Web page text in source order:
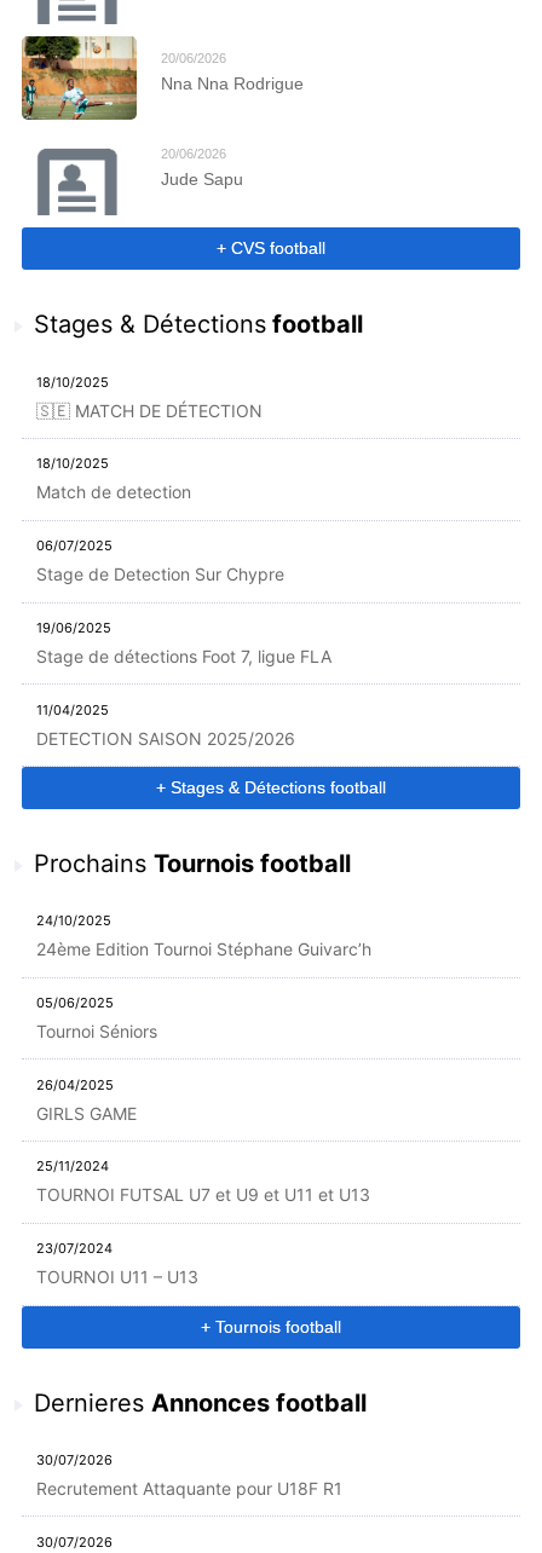
20/06/2026
Nna Nna Rodrigue
20/06/2026
Jude Sapu
+ CVS football
Stages & Détectionsfootball
18/10/2025
🇸🇪 MATCH DE DÉTECTION
18/10/2025
Match de detection
06/07/2025
Stage de Detection Sur Chypre
19/06/2025
Stage de détections Foot 7, ligue FLA
11/04/2025
DETECTION SAISON 2025/2026
+ Stages & Détections football
Prochains Tournois football
24/10/2025
24ème Edition Tournoi Stéphane Guivarc’h
05/06/2025
Tournoi Séniors
26/04/2025
GIRLS GAME
25/11/2024
TOURNOI FUTSAL U7 et U9 et U11 et U13
23/07/2024
TOURNOI U11 – U13
+ Tournois football
Dernieres Annonces football
30/07/2026
Recrutement Attaquante pour U18F R1
30/07/2026